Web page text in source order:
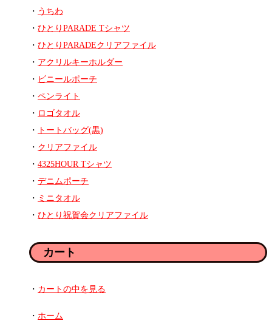
うちわ
ひとりPARADE Tシャツ
ひとりPARADEクリアファイル
アクリルキーホルダー
ビニールポーチ
ペンライト
ロゴタオル
トートバッグ(黒)
クリアファイル
4325HOUR Tシャツ
デニムポーチ
ミニタオル
ひとり祝賀会クリアファイル
カート
カートの中を見る
ホーム